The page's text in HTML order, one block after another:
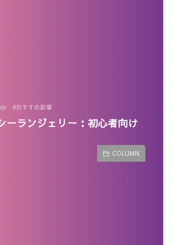
#おすすめ記事
ーランジェリー：初心者向け
COLUMN